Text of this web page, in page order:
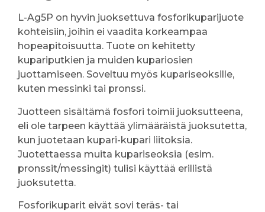
L-Ag5P on hyvin juoksettuva fosforikuparijuote
kohteisiin, joihin ei vaadita korkeampaa
hopeapitoisuutta. Tuote on kehitetty
kupariputkien ja muiden kupariosien
juottamiseen. Soveltuu myös kupariseoksille,
kuten messinki tai pronssi.
Juotteen sisältämä fosfori toimii juoksutteena,
eli ole tarpeen käyttää ylimääräistä juoksutetta,
kun juotetaan kupari-kupari liitoksia.
Juotettaessa muita kupariseoksia (esim.
pronssit/messingit) tulisi käyttää erillistä
juoksutetta.
Fosforikuparit eivät sovi teräs- tai